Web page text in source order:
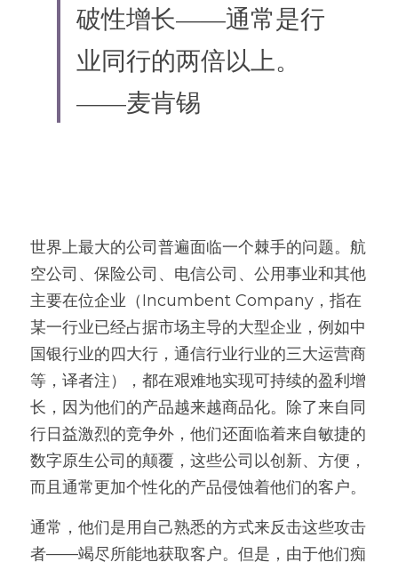
破性增长——通常是行
业同行的两倍以上。
——麦肯锡
世界上最大的公司普遍面临一个棘手的问题。航
空公司、保险公司、电信公司、公用事业和其他
主要在位企业（Incumbent Company，指在
某一行业已经占据市场主导的大型企业，例如中
国银行业的四大行，通信行业行业的三大运营商
等，译者注），都在艰难地实现可持续的盈利增
长，因为他们的产品越来越商品化。除了来自同
行日益激烈的竞争外，他们还面临着来自敏捷的
数字原生公司的颠覆，这些公司以创新、方便，
而且通常更加个性化的产品侵蚀着他们的客户。
通常，他们是用自己熟悉的方式来反击这些攻击
者——竭尽所能地获取客户。但是，由于他们痴